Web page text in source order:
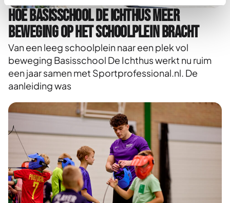
Hoe Basisschool De Ichthus meer
beweging op het schoolplein bracht
Van een leeg schoolplein naar een plek vol
beweging Basisschool De Ichthus werkt nu ruim
een jaar samen met Sportprofessional.nl. De
aanleiding was